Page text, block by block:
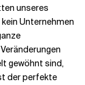
unseres
Unternehmen
gewöhnt sind,
der perfekte